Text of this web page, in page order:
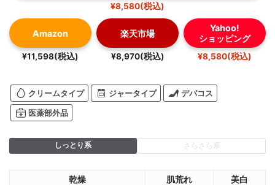
¥8,580(税込)
Amazon
¥11,598(税込)
楽天市場
¥8,970(税込)
Yahoo!
ショッピング
¥8,580(税込)
クリームタイプ ジャータイプ デパコス
医薬部外品
しっとり系 さらさら系
乾燥 肌荒れ 美白